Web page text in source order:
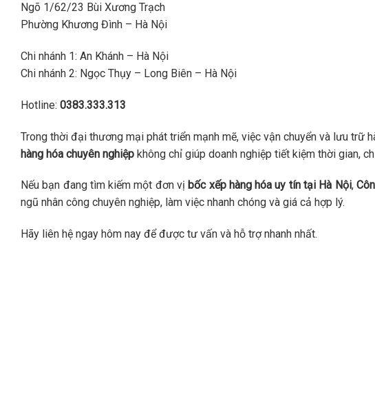
Ngõ 1/62/23 Bùi Xương Trạch
Phường Khương Đình – Hà Nội
Chi nhánh 1: An Khánh – Hà Nội
Chi nhánh 2: Ngọc Thụy – Long Biên – Hà Nội
Hotline: 0383.333.313
Trong thời đại thương mại phát triển mạnh mẽ, việc vận chuyển và lưu trữ
hàng hóa chuyên nghiệp không chỉ giúp doanh nghiệp tiết kiệm thời gian,
Nếu bạn đang tìm kiếm một đơn vị bốc xếp hàng hóa uy tín tại Hà Nội,
ngũ nhân công chuyên nghiệp, làm việc nhanh chóng và giá cả hợp lý.
Hãy liên hệ ngay hôm nay để được tư vấn và hỗ trợ nhanh nhất.